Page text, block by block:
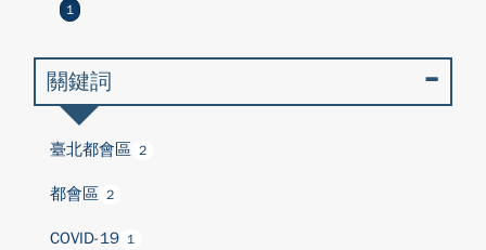
1
關鍵詞
臺北都會區 2
都會區 2
COVID-19 1